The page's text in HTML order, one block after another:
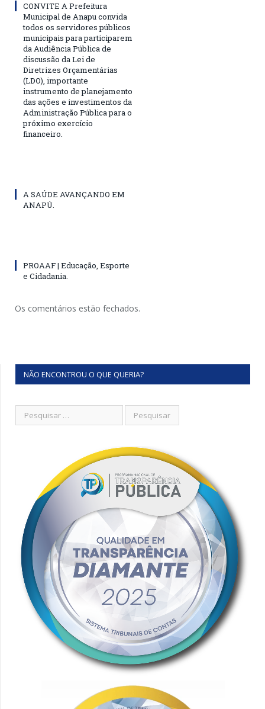
CONVITE A Prefeitura
Municipal de Anapu convida
todos os servidores públicos
municipais para participarem
da Audiência Pública de
discussão da Lei de
Diretrizes Orçamentárias
(LDO), importante
instrumento de planejamento
das ações e investimentos da
Administração Pública para o
próximo exercício
financeiro.
A SAÚDE AVANÇANDO EM
ANAPÚ.
PROAAF | Educação, Esporte
e Cidadania.
Os comentários estão fechados.
NÃO ENCONTROU O QUE QUERIA?